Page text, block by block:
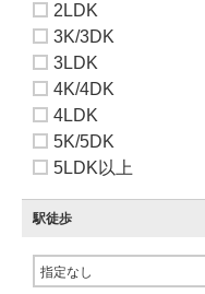
2LDK
3K/3DK
3LDK
4K/4DK
4LDK
5K/5DK
5LDK以上
駅徒歩